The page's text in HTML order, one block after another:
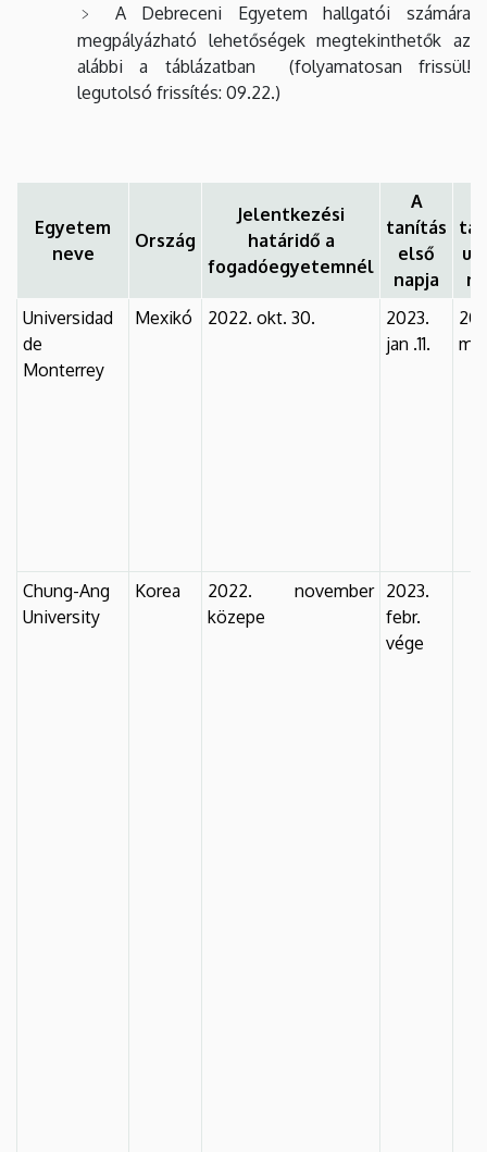
A Debreceni Egyetem hallgatói számára
megpályázható lehetőségek megtekinthetők az
alábbi a táblázatban (folyamatosan frissül!
legutolsó frissítés: 09.22.)
Egyetem
neve
Ország
Jelentkezési
határidő a
fogadóegyetemnél
A
tanítás
első
napja
Universidad
de
Monterrey
Mexikó 2022. okt. 30.
2023.
jan .11.
Chung-Ang
University
Korea
2022. november
közepe
2023.
febr.
vége